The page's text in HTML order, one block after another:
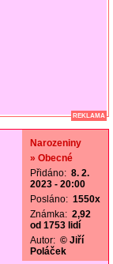
REKLAMA
Narozeniny
» Obecné
Přidáno: 8. 2.
2023 - 20:00
Posláno: 1550x
Známka: 2,92
od 1753 lidí
Autor: © Jiří
Poláček